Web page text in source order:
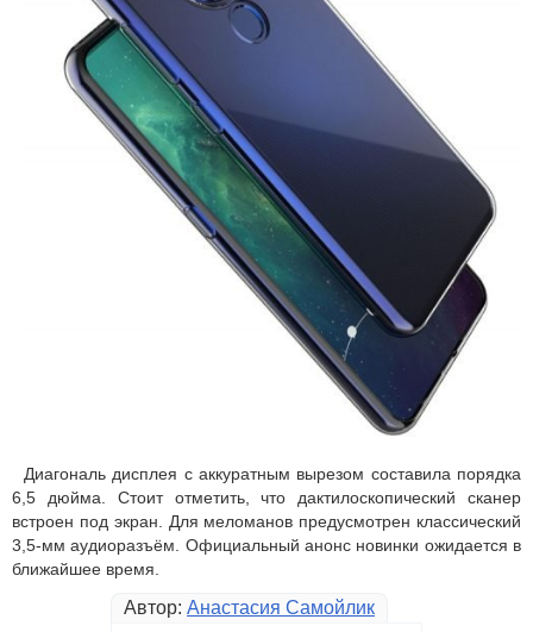
Диагональ дисплея с аккуратным вырезом составила порядка
6,5 дюйма. Стоит отметить, что дактилоскопический сканер
встроен под экран. Для меломанов предусмотрен классический
3,5-мм аудиоразъём. Официальный анонс новинки ожидается в
ближайшее время.
Автор: Анастасия Самойлик